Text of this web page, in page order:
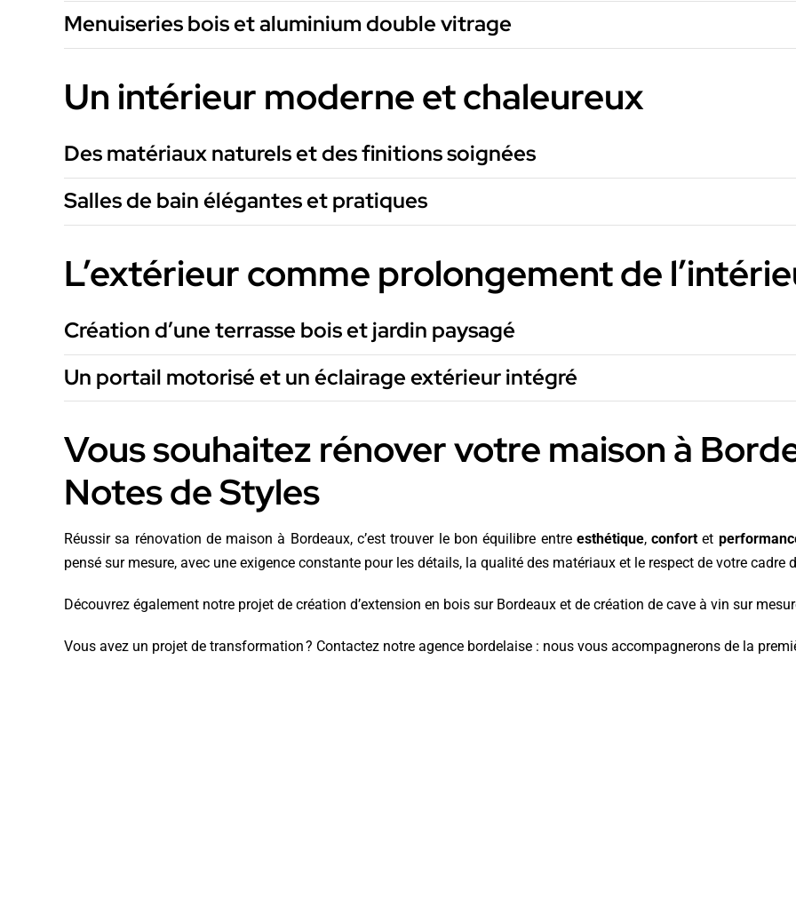
Menuiseries bois et aluminium double vitrage
Un intérieur moderne et chaleureux
Des matériaux naturels et des finitions soignées
Salles de bain élégantes et pratiques
L’extérieur comme prolongement de
Création d’une terrasse bois et jardin paysagé
Un portail motorisé et un éclairage extérieur intégré
Vous souhaitez rénover votre maison à
Notes de Styles
Réussir sa rénovation de maison à Bordeaux, c’est trouver le bon équilibre entre esthétique,confort et
pensé sur mesure, avec une exigence constante pour les détails, la qualité des matériaux et le respect de votre cadre
Découvrez également notre projet de création d’extension en bois sur Bordeauxet de création de cave à vin sur
Vous avez un projet de transformation ? Contactez notre agence bordelaise : nous vous accompagnerons de la